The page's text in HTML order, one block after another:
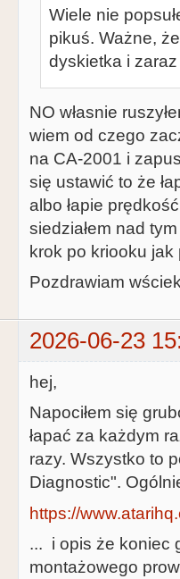
Wiele nie
pikuś. Ważne,
dyskietka i
NO własnie
wiem od czego
na CA-2001 i
się ustawić to że
albo łapie
siedziałem nad
krok po kriooku
Pozdrawiam
2026-06-23
hej,
Napociłem się
łapać za każdym
razy. Wszystko to
Diagnostic".
https://
... i opis że koniec
montażowego